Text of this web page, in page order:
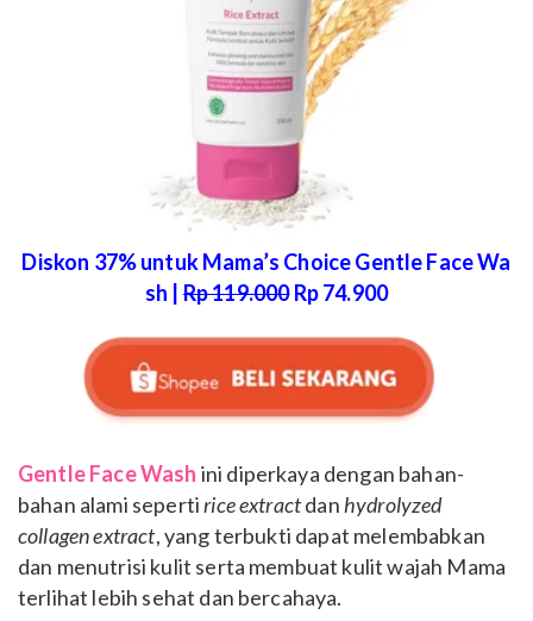
Diskon 37% untuk Mama’s Choice Gentle Face Wa
sh |Rp 119.000Rp 74.900
Gentle Face Wash ini diperkaya dengan bahan-
bahan alami sepertirice extractdan hydrolyzed
collagen extract, yang terbukti dapat melembabkan
dan menutrisi kulit serta membuat kulit wajah Mama
terlihat lebih sehat dan bercahaya.